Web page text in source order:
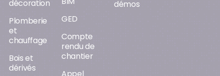
et EPI
École/centre
de formation
BTP
ERP BTP
Onaya BTP
Finalcad